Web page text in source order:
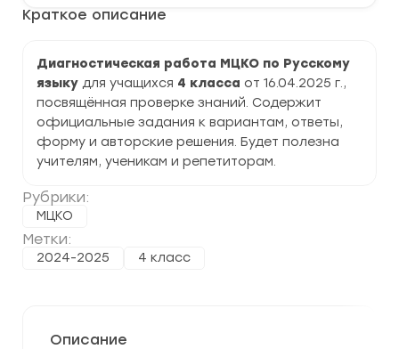
Краткое описание
Диагностическая работа МЦКО по Русскому
языку для учащихся 4 класса от 16.04.2025 г.,
посвящённая проверке знаний. Содержит
официальные задания к вариантам, ответы,
форму и авторские решения. Будет полезна
учителям, ученикам и репетиторам.
Рубрики:
МЦКО
Метки:
2024-2025 4 класс
Русскому
класс
задания
и
ответы
Описание